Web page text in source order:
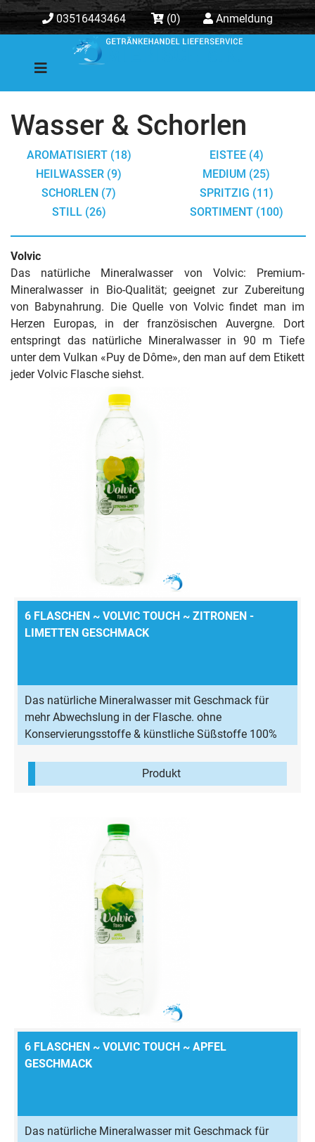
03516443464 (0) Anmeldung
Wasser & Schorlen
AROMATISIERT (18)
EISTEE (4)
HEILWASSER (9)
MEDIUM (25)
SCHORLEN (7)
SPRITZIG (11)
STILL (26)
SORTIMENT (100)
Volvic
Das natürliche Mineralwasser von Volvic: Premium-
Mineralwasser in Bio-Qualität; geeignet zur Zubereitung
von Babynahrung. Die Quelle von Volvic findet man im
Herzen Europas, in der französischen Auvergne. Dort
entspringt das natürliche Mineralwasser in 90 m Tiefe
unter dem Vulkan «Puy de Dôme», den man auf dem Etikett
jeder Volvic Flasche siehst.
6 FLASCHEN ~ VOLVIC TOUCH ~ ZITRONEN -
LIMETTEN GESCHMACK
Das natürliche Mineralwasser mit Geschmack für
mehr Abwechslung in der Flasche. ohne
Konservierungsstoffe & künstliche Süßstoffe 100%
Produkt
6 FLASCHEN ~ VOLVIC TOUCH ~ APFEL
GESCHMACK
Das natürliche Mineralwasser mit Geschmack für